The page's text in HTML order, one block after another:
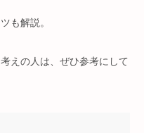
も解説。
えの人は、ぜひ参考にして